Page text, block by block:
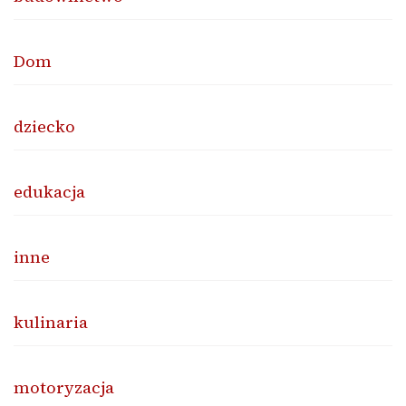
Dom
dziecko
edukacja
inne
kulinaria
motoryzacja